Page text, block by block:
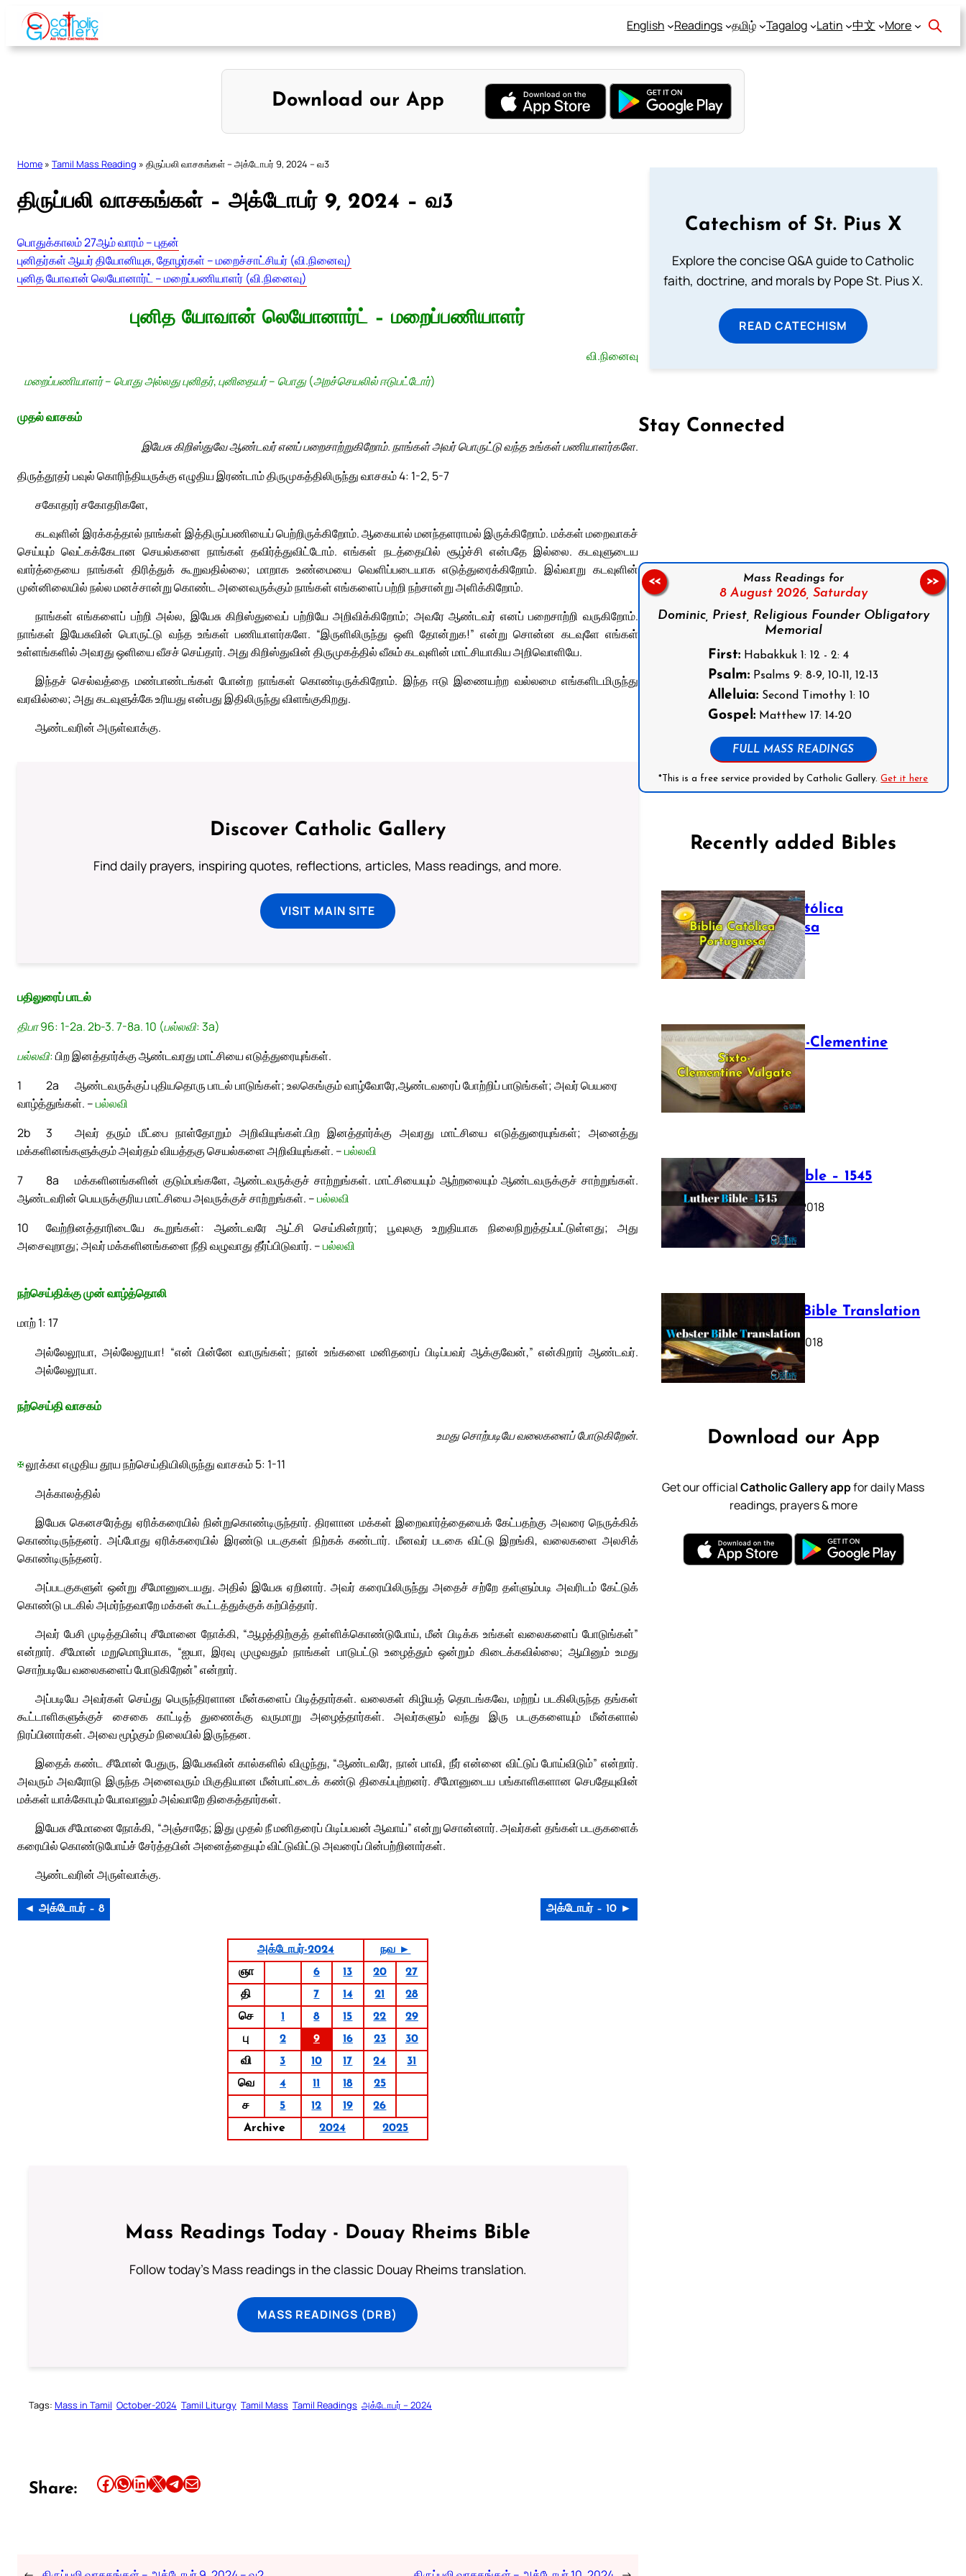
Skip
content
English Readings தமிழ் Tagalog Latin 中文 More
Download our App
Home » Tamil Mass Reading » திருப்பலி வாசகங்கள் – அக்டோபர் 9, 2024 – வ3
திருப்பலி வாசகங்கள் – அக்டோபர் 9, 2024 – வ3
பொதுக்காலம் 27ஆம் வாரம் – புதன்
புனிதர்கள் ஆயர் தியோனியுசு, தோழர்கள் – மறைச்சாட்சியர் (வி.நினைவு)
புனித யோவான் லெயோனார்ட் – மறைப்பணியாளர் (வி.நினைவு)
புனித யோவான் லெயோனார்ட் – மறைப்பணியாளர்
வி.நினைவு
மறைப்பணியாளர் – பொது அல்லது புனிதர், புனிதையர் – பொது (அறச்செயலில் ஈடுபட்டோர்)
முதல் வாசகம்
இயேசு கிறிஸ்துவே ஆண்டவர் எனப் பறைசாற்றுகிறோம். நாங்கள் அவர் பொருட்டு வந்த உங்கள் பணியாளர்களே.
திருத்தூதர் பவுல் கொரிந்தியருக்கு எழுதிய இரண்டாம் திருமுகத்திலிருந்து வாசகம் 4: 1-2, 5-7
சகோதரர் சகோதரிகளே,
கடவுளின் இரக்கத்தால் நாங்கள் இத்திருப்பணியைப் பெற்றிருக்கிறோம். ஆகையால் மனந்தளராமல் இருக்கிறோம். மக்கள் மறைவாகச்
செய்யும் வெட்கக்கேடான செயல்களை நாங்கள் தவிர்த்துவிட்டோம். எங்கள் நடத்தையில் சூழ்ச்சி என்பதே இல்லை. கடவுளுடைய
வார்த்தையை நாங்கள் திரித்துக் கூறுவதில்லை; மாறாக உண்மையை வெளிப்படையாக எடுத்துரைக்கிறோம். இவ்வாறு கடவுளின்
முன்னிலையில் நல்ல மனச்சான்று கொண்ட அனைவருக்கும் நாங்கள் எங்களைப் பற்றி நற்சான்று அளிக்கிறோம்.
நாங்கள் எங்களைப் பற்றி அல்ல, இயேசு கிறிஸ்துவைப் பற்றியே அறிவிக்கிறோம்; அவரே ஆண்டவர் எனப் பறைசாற்றி வருகிறோம்.
நாங்கள் இயேசுவின் பொருட்டு வந்த உங்கள் பணியாளர்களே. “இருளிலிருந்து ஒளி தோன்றுக!” என்று சொன்ன கடவுளே எங்கள்
உள்ளங்களில் அவரது ஒளியை வீசச் செய்தார். அது கிறிஸ்துவின் திருமுகத்தில் வீசும் கடவுளின் மாட்சியாகிய அறிவொளியே.
இந்தச் செல்வத்தை மண்பாண்டங்கள் போன்ற நாங்கள் கொண்டிருக்கிறோம். இந்த ஈடு இணையற்ற வல்லமை எங்களிடமிருந்து
வரவில்லை; அது கடவுளுக்கே உரியது என்பது இதிலிருந்து விளங்குகிறது.
ஆண்டவரின் அருள்வாக்கு.
Discover Catholic Gallery
Find daily prayers, inspiring quotes, reflections, articles, Mass readings, and more.
VISIT MAIN SITE
பதிலுரைப் பாடல்
திபா 96: 1-2a. 2b-3. 7-8a. 10 (பல்லவி: 3a)
பல்லவி:பிற இனத்தார்க்கு ஆண்டவரது மாட்சியை எடுத்துரையுங்கள்.
1
ஆண்டவருக்குப் புதியதொரு பாடல் பாடுங்கள்; உலகெங்கும் வாழ்வோரே,
2a
ஆண்டவரைப் போற்றிப் பாடுங்கள்; அவர் பெயரை
வாழ்த்துங்கள். –பல்லவி
2b
அவர் தரும் மீட்பை நாள்தோறும் அறிவியுங்கள்.
3
பிற இனத்தார்க்கு அவரது மாட்சியை எடுத்துரையுங்கள்; அனைத்து
மக்களினங்களுக்கும் அவர்தம் வியத்தகு செயல்களை அறிவியுங்கள். –பல்லவி
7
மக்களினங்களின் குடும்பங்களே, ஆண்டவருக்குச் சாற்றுங்கள். மாட்சியையும் ஆற்றலையும் ஆண்டவருக்குச் சாற்றுங்கள்.
8a
ஆண்டவரின் பெயருக்குரிய மாட்சியை அவருக்குச் சாற்றுங்கள். –பல்லவி
10
வேற்றினத்தாரிடையே கூறுங்கள்: ஆண்டவரே ஆட்சி செய்கின்றார்; பூவுலகு உறுதியாக நிலைநிறுத்தப்பட்டுள்ளது; அது
அசைவுறாது; அவர் மக்களினங்களை நீதி வழுவாது தீர்ப்பிடுவார். –பல்லவி
நற்செய்திக்கு முன் வாழ்த்தொலி
மாற் 1: 17
அல்லேலூயா, அல்லேலூயா! “என் பின்னே வாருங்கள்; நான் உங்களை மனிதரைப் பிடிப்பவர் ஆக்குவேன்,” என்கிறார் ஆண்டவர்.
அல்லேலூயா.
நற்செய்தி வாசகம்
உமது சொற்படியே வலைகளைப் போடுகிறேன்.
✠லூக்கா எழுதிய தூய நற்செய்தியிலிருந்து வாசகம் 5: 1-11
அக்காலத்தில்
இயேசு கெனசரேத்து ஏரிக்கரையில் நின்றுகொண்டிருந்தார். திரளான மக்கள் இறைவார்த்தையைக் கேட்பதற்கு அவரை நெருக்கிக்
கொண்டிருந்தனர். அப்போது ஏரிக்கரையில் இரண்டு படகுகள் நிற்கக் கண்டார். மீனவர் படகை விட்டு இறங்கி, வலைகளை அலசிக்
கொண்டிருந்தனர்.
அப்படகுகளுள் ஒன்று சீமோனுடையது. அதில் இயேசு ஏறினார். அவர் கரையிலிருந்து அதைச் சற்றே தள்ளும்படி அவரிடம் கேட்டுக்
கொண்டு படகில் அமர்ந்தவாறே மக்கள் கூட்டத்துக்குக் கற்பித்தார்.
அவர் பேசி முடித்தபின்பு சீமோனை நோக்கி, “ஆழத்திற்குத் தள்ளிக்கொண்டுபோய், மீன் பிடிக்க உங்கள் வலைகளைப் போடுங்கள்”
என்றார். சீமோன் மறுமொழியாக, “ஐயா, இரவு முழுவதும் நாங்கள் பாடுபட்டு உழைத்தும் ஒன்றும் கிடைக்கவில்லை; ஆயினும் உமது
சொற்படியே வலைகளைப் போடுகிறேன்” என்றார்.
அப்படியே அவர்கள் செய்து பெருந்திரளான மீன்களைப் பிடித்தார்கள். வலைகள் கிழியத் தொடங்கவே, மற்றப் படகிலிருந்த தங்கள்
கூட்டாளிகளுக்குச் சைகை காட்டித் துணைக்கு வருமாறு அழைத்தார்கள். அவர்களும் வந்து இரு படகுகளையும் மீன்களால்
நிரப்பினார்கள். அவை மூழ்கும் நிலையில் இருந்தன.
இதைக் கண்ட சீமோன் பேதுரு, இயேசுவின் கால்களில் விழுந்து, “ஆண்டவரே, நான் பாவி, நீர் என்னை விட்டுப் போய்விடும்” என்றார்.
அவரும் அவரோடு இருந்த அனைவரும் மிகுதியான மீன்பாட்டைக் கண்டு திகைப்புற்றனர். சீமோனுடைய பங்காளிகளான செபதேயுவின்
மக்கள் யாக்கோபும் யோவானும் அவ்வாறே திகைத்தார்கள்.
இயேசு சீமோனை நோக்கி, “அஞ்சாதே; இது முதல் நீ மனிதரைப் பிடிப்பவன் ஆவாய்” என்று சொன்னார். அவர்கள் தங்கள் படகுகளைக்
கரையில் கொண்டுபோய்ச் சேர்த்தபின் அனைத்தையும் விட்டுவிட்டு அவரைப் பின்பற்றினார்கள்.
ஆண்டவரின் அருள்வாக்கு.
◄ அக்டோபர் – 8 அக்டோபர் – 10 ►
அக்டோபர்-2024
நவ ►
ஞா
6 13 20
27
தி
7 14 21
28
செ
1 8 15 22
29
பு
2 9 16 23
30
வி
3 10 17 24
31
வெ
4 11 18
25
ச
5 12 19
26
Archive
2024 2025
Mass Readings Today - Douay Rheims Bible
Follow today's Mass readings in the classic Douay Rheims translation.
MASS READINGS (DRB)
Tags: Mass in Tamil October-2024 Tamil Liturgy Tamil Mass Tamil Readings அக்டோபர் – 2024
Share: Share this article on Facebook Share this article on WhatsApp Share this article on LinkedIn Share this article on X Share this article on TelegramEmail this Article
Catechism of St. Pius X
Explore the concise Q&A guide to Catholic
faith, doctrine, and morals by Pope St. Pius X.
READ CATECHISM
Stay Connected
Mass Readings for
8 August 2026, Saturday
Dominic, Priest, Religious Founder Obligatory
Memorial
First: Habakkuk 1: 12 - 2: 4
Psalm: Psalms 9: 8-9, 10-11, 12-13
Alleluia: Second Timothy 1: 10
Gospel: Matthew 17: 14-20
FULL MASS READINGS
*This is a free service provided by Catholic Gallery.Get it here
<< >>
Recently added Bibles
Bíblia Católica
Portuguesa
July 16, 2025
The Sixto-Clementine
Vulgate
July 12, 2025
Luther Bible – 1545
October 17, 2018
Webster Bible Translation
October 11, 2018
Download our App
Get our officialCatholic Gallery appfor daily Mass
readings, prayers & more